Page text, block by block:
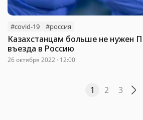
#covid-19 #россия
Казахстанцам больше не нужен
въезда в Россию
26 октября 2022 · 12:00
1 2 3